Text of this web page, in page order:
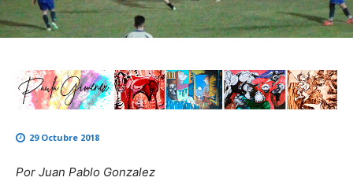
29 Octubre 2018
Por Juan Pablo Gonzalez